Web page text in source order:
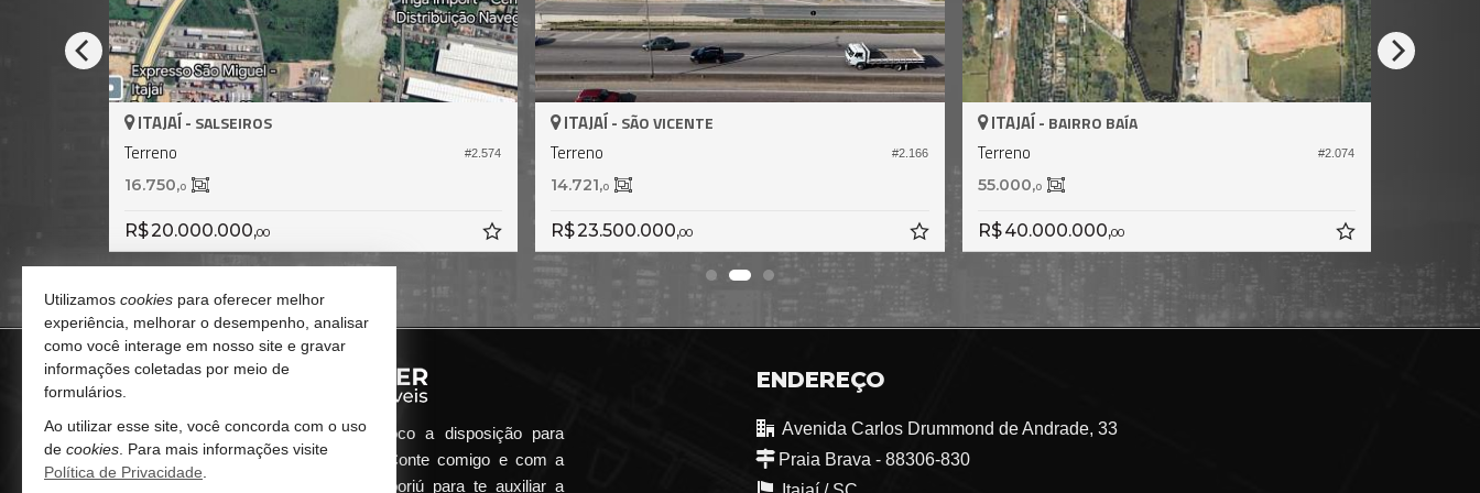
#2.574
ITAJAÍ -SALSEIROS
Terreno
16.750,0
R$ 20.000.000,00
#2.166
ITAJAÍ -SÃO VICENTE
Terreno
14.721,0
R$ 23.500.000,00
#2.074
ITAJAÍ -BAIRRO BAÍA
Terreno
55.000,0
R$ 40.000.000,00
Qualquer dúvida que surgir me coloco a disposição para
atender de maneira ágil e eficiente. Conte comigo e com a
minha imobiliária em Balneário Camboriú para te auxiliar a
ENDEREÇO
Avenida Carlos Drummond de Andrade, 33
Praia Brava - 88306-830
Utilizamos cookies para oferecer melhor
experiência, melhorar o desempenho, analisar
como você interage em nosso site e gravar
informações coletadas por meio de
formulários.
Ao utilizar esse site, você concorda com o uso
de cookies . Para mais informações visite
Política de Privacidade